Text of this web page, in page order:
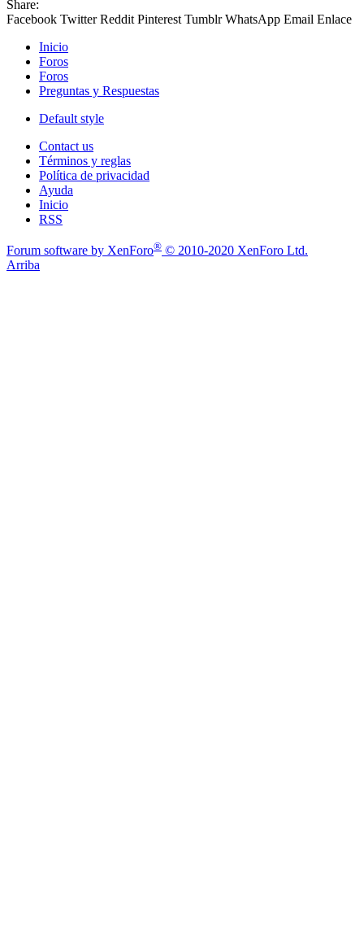
Share:
Facebook Twitter Reddit Pinterest Tumblr WhatsApp Email Enlace
Inicio
Foros
Foros
Preguntas y Respuestas
Default style
Contact us
Términos y reglas
Política de privacidad
Ayuda
Inicio
RSS
Forum software by XenForo® © 2010-2020 XenForo Ltd.
Arriba